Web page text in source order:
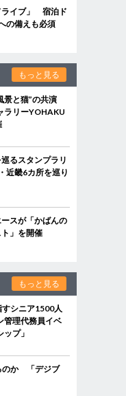
ライブ」 宿泊ド
の備えも必須
もっと見る
景と猫”の共演
ラリーYOHAKU
るスタンプラリ
近畿6カ所を巡り
スが「かばんの
」を開催
もっと見る
すシニア1500人
理代務員イベ
プ」
のか 「デジブ